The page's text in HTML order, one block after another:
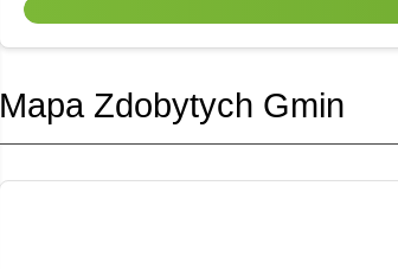
Mapa Zdobytych Gmin